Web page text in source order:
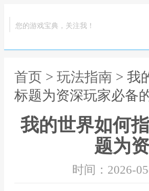
您的游戏宝典，关注我！
首页 > 玩法指南 > 我
标题为资深玩家必备
我的世界如何
题为
时间：2026-